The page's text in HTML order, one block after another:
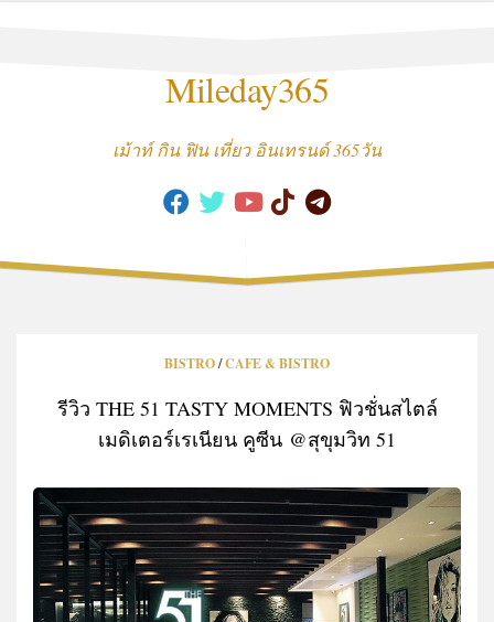
Mileday365
เม้าท์ กิน ฟิน เที่ยว อินเทรนด์ 365วัน
BISTRO/CAFE & BISTRO
รีวิว THE 51 TASTY MOMENTS ฟิวชั่นสไตล์
เมดิเตอร์เรเนียน คูซีน @สุขุมวิท 51